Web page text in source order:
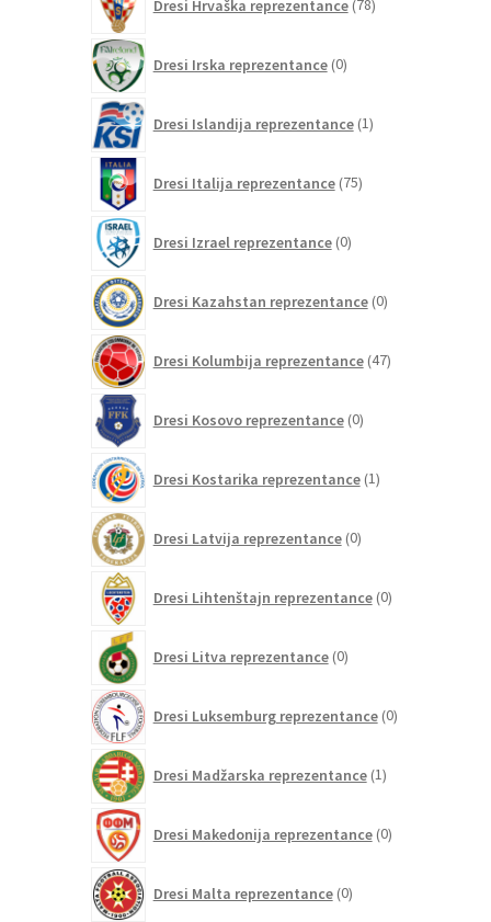
Dresi Hrvaška reprezentance 78izdelkov
Dresi Irska reprezentance 0izdelkov
Dresi Islandija reprezentance 1izdelek
Dresi Italija reprezentance 75izdelkov
Dresi Izrael reprezentance 0izdelkov
Dresi Kazahstan reprezentance 0izdelkov
Dresi Kolumbija reprezentance 47izdelkov
Dresi Kosovo reprezentance 0izdelkov
Dresi Kostarika reprezentance 1izdelek
Dresi Latvija reprezentance 0izdelkov
Dresi Lihtenštajn reprezentance 0izdelkov
Dresi Litva reprezentance 0izdelkov
Dresi Luksemburg reprezentance 0izdelkov
Dresi Madžarska reprezentance 1izdelek
Dresi Makedonija reprezentance 0izdelkov
Dresi Malta reprezentance 0izdelkov